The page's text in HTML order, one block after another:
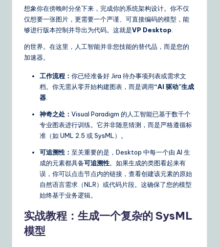
o
lu
o
想象你在傍晚时分坐下来，完成你的系统架构设计。你不仅
仅想要一张图片，更需要一个严谨、可直接编码的模型，能
够进行版本控制并导出为代码。这就是VP Desktop
的世界。在这里，人工智能并非您技能的替代品，而是您的
加速器。
工作流程： 你已经准备好 Jira 待办事项列表或需求文
档。你无需从零开始构建图表，而是调用“AI 驱动”生成
器
神奇之处： Visual Paradigm 的人工智能已基于数千个
专业图表进行训练。它并非随意猜测，而是严格遵循标
准（如 UML 2.5 或 SysML）。
可追溯性： 至关重要的是，Desktop 中每一个由 AI 生
成的元素都具备可追溯性。如果生成的类图看起来有
误，你可以点击节点内的链接，查看创建该元素的原始
自然语言需求（NLR）或代码片段。这确保了您的模型
始终基于业务逻辑。
实战教程：生成一个复杂的 SysML
模型